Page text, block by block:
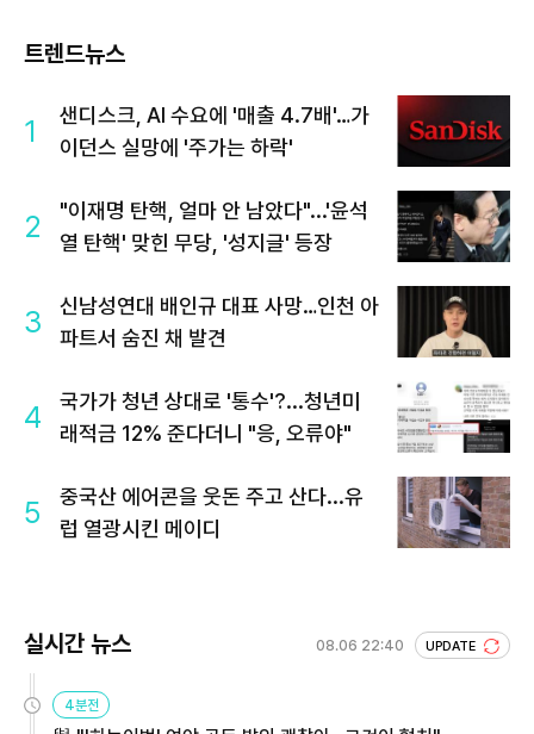
트렌드뉴스
1
샌디스크, AI 수요에 '매출 4.7배'…가
이던스 실망에 '주가는 하락'
2
"이재명 탄핵, 얼마 안 남았다"...'윤석
열 탄핵' 맞힌 무당, '성지글' 등장
3
신남성연대 배인규 대표 사망…인천 아
파트서 숨진 채 발견
4
국가가 청년 상대로 '통수'?...청년미
래적금 12% 준다더니 "응, 오류야"
5
중국산 에어콘을 웃돈 주고 산다...유
럽 열광시킨 메이디
실시간 뉴스 08.06 22:40 UPDATE
4분전